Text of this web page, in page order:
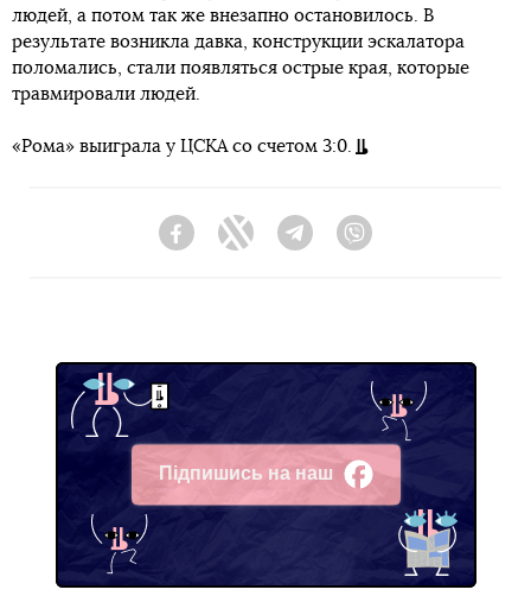
людей, а потом так же внезапно остановилось. В
результате возникла давка, конструкции эскалатора
поломались, стали появляться острые края, которые
травмировали людей.
«Рома» выиграла у ЦСКА со счетом 3:0.
FacebookTwitter Telegram
Підпишись на наш
Facebook